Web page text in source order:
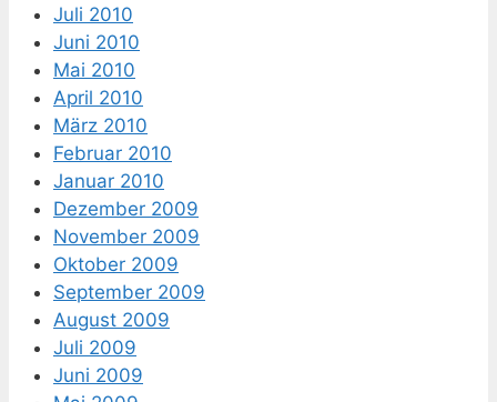
Juli 2010
Juni 2010
Mai 2010
April 2010
März 2010
Februar 2010
Januar 2010
Dezember 2009
November 2009
Oktober 2009
September 2009
August 2009
Juli 2009
Juni 2009